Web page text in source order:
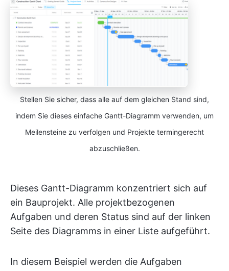
Stellen Sie sicher, dass alle auf dem gleichen Stand sind,
indem Sie dieses einfache Gantt-Diagramm verwenden, um
Meilensteine zu verfolgen und Projekte termingerecht
abzuschließen.
Dieses Gantt-Diagramm konzentriert sich auf
ein Bauprojekt. Alle projektbezogenen
Aufgaben und deren Status sind auf der linken
Seite des Diagramms in einer Liste aufgeführt.
In diesem Beispiel werden die Aufgaben